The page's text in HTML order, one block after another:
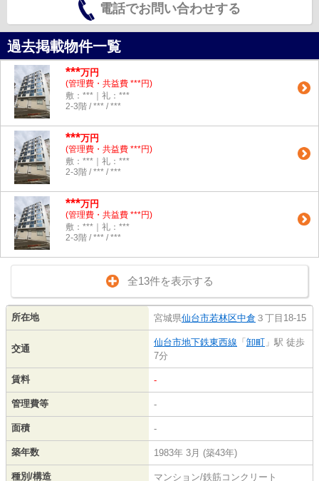
電話でお問い合わせする
過去掲載物件一覧
***万円
(管理費・共益費 ***円)
敷：***｜礼：***
2-3階 / *** / ***
***万円
(管理費・共益費 ***円)
敷：***｜礼：***
2-3階 / *** / ***
***万円
(管理費・共益費 ***円)
敷：***｜礼：***
2-3階 / *** / ***
全13件を表示する
所在地 宮城県仙台市若林区中倉 ３丁目18-15
交通
仙台市地下鉄東西線 「 卸町 」駅 徒歩
7分
賃料 -
管理費等 -
面積 -
築年数 1983年 3月 (築43年)
種別/構造 マンション/鉄筋コンクリート